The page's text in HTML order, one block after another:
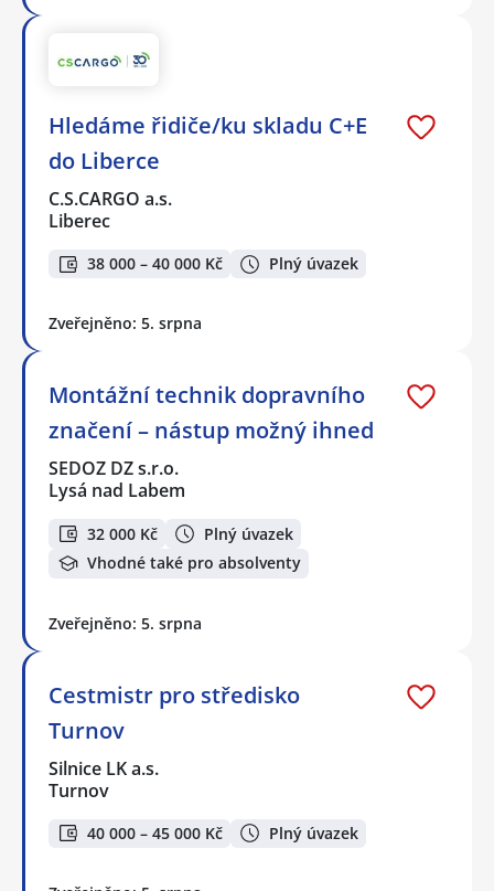
Hledáme řidiče/ku skladu C+E
do Liberce
C.S.CARGO a.s.
Liberec
38 000 – 40 000 Kč Plný úvazek
Zveřejněno: 5. srpna
Montážní technik dopravního
značení – nástup možný ihned
SEDOZ DZ s.r.o.
Lysá nad Labem
32 000 Kč
Plný úvazek
Vhodné také pro absolventy
Zveřejněno: 5. srpna
Cestmistr pro středisko
Turnov
Silnice LK a.s.
Turnov
40 000 – 45 000 Kč Plný úvazek